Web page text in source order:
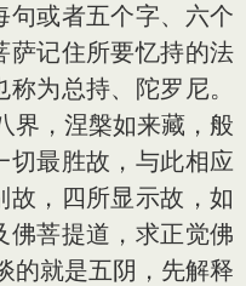
句或者五个字、六个
萨记住所要忆持的法
为总持、陀罗尼。
界，涅槃如来藏，般
切最胜故，与此相应
故，四所显示故，如
佛菩提道，求正觉佛
的就是五阴，先解释